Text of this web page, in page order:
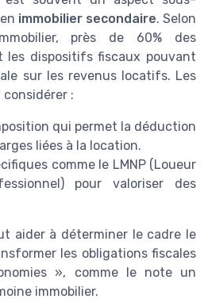
immobilier secondaire. Selon
près de 60% des
les dispositifs fiscaux pouvant
sur les revenus locatifs. Les
:
qui permet la déduction
liées à la location.
comme le LMNP (Loueur
pour valoriser des
aider à déterminer le cadre le
les obligations fiscales
», comme le note un
immobilier.